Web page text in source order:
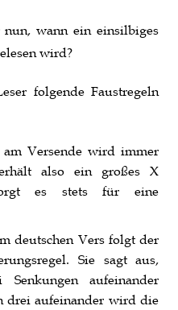
nun, wann ein einsilbiges
wird?
folgende Faustregeln
Versende wird immer
also ein großes X
es stets für eine
deutschen Vers folgt der
Sie sagt aus,
aufeinander
drei aufeinander wird die